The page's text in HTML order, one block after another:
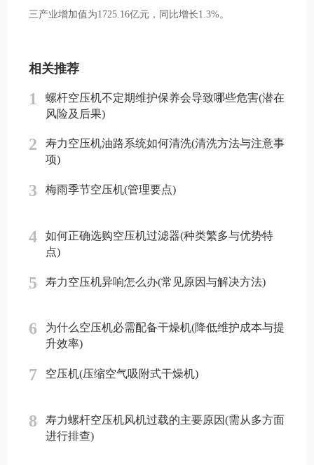
三产业增加值为1725.16亿元，同比增长1.3%。
相关推荐
1
螺杆空压机不定期维护保养会导致哪些危害(潜在
风险及后果)
2
寿力空压机油路系统如何清洗(清洗方法与注意事
项)
3 梅雨季节空压机(管理要点)
4
如何正确选购空压机过滤器(种类繁多与优势特
点)
5 寿力空压机异响怎么办(常见原因与解决方法)
6
为什么空压机必需配备干燥机(降低维护成本与提
升效率)
7 空压机(压缩空气吸附式干燥机)
8
寿力螺杆空压机风机过载的主要原因(需从多方面
进行排查)